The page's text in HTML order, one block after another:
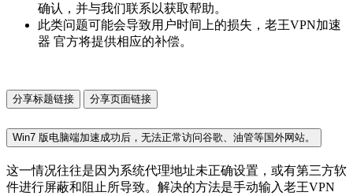
确认，并与我们联系以获取帮助。
此类问题可能会导致用户时间上的损失，老王VPN加速
器 官方将提供相应的补偿。
分享标题链接 分享页面链接
Win7 版电脑端加速成功后，无法正常访问谷歌、油管等国外网站。
这一情况往往是因为系统代理地址未正确设置，或有第三方软
件进行屏蔽和阻止所导致。解决的方法是手动输入老王VPN